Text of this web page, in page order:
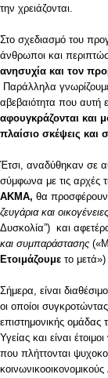
την χρειάζονται.
Στο σχεδιασμό του
άνθρωποι και
ανησυχία και τον
Παράλληλα
αβεβαιότητα που αυτή
αφουγκράζονται και
πλαίσιο σκέψεις και
Έτσι, αναδύθηκαν σε
σύμφωνα με τις αρχές
ΑΚΜΑ, θα
ζευγάρια και οικογένειες
Δυσκολία”) και
και συμπαράστασης
Ετοιμάζουμε το μετά»)
Σήμερα, είναι
οι οποίοι
επιστημονικής ομάδας
Υγείας και είναι
που πλήττονται